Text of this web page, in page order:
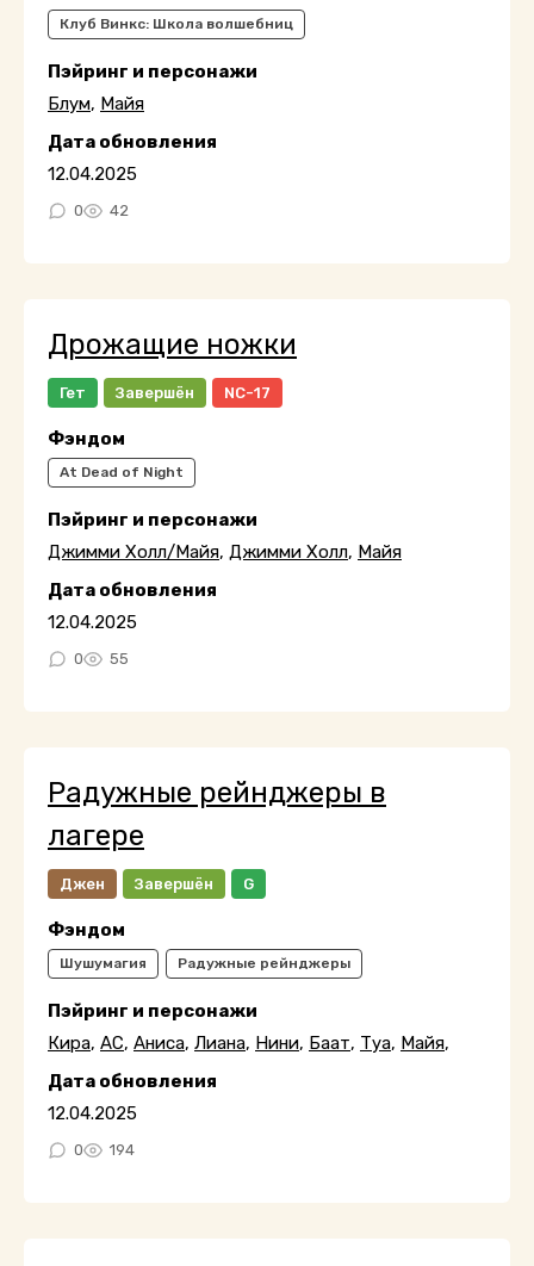
Клуб Винкс: Школа волшебниц
Пэйринг и персонажи
Блум, Майя
Дата обновления
12.04.2025
0 42
Дрожащие ножки
Гет Завершён NC-17
Фэндом
At Dead of Night
Пэйринг и персонажи
Джимми Холл/Майя, Джимми Холл, Майя
Дата обновления
12.04.2025
0 55
Радужные рейнджеры в
лагере
Джен Завершён G
Фэндом
Шушумагия Радужные рейнджеры
Пэйринг и персонажи
Кира, АС, Аниса, Лиана, Нини, Баат, Туа, Майя,
Дата обновления
12.04.2025
0 194